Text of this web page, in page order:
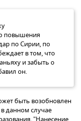
повышения
по Сирии, по
в том, что
и забыть о
он.
быть возобновлен
данном случае
"Нанесение